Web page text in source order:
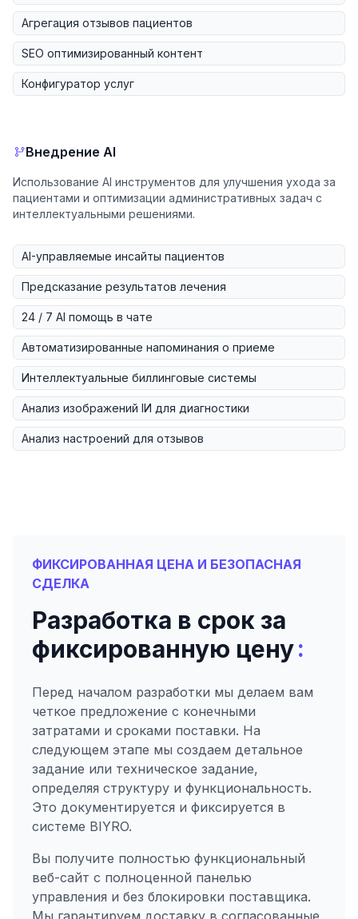
Агрегация отзывов пациентов
SEO оптимизированный контент
Конфигуратор услуг
Внедрение AI
Использование AI инструментов для улучшения ухода за
пациентами и оптимизации административных задач с
интеллектуальными решениями.
AI-управляемые инсайты пациентов
Предсказание результатов лечения
24 / 7 AI помощь в чате
Автоматизированные напоминания о приеме
Интеллектуальные биллинговые системы
Анализ изображений IИ для диагностики
Анализ настроений для отзывов
ФИКСИРОВАННАЯ ЦЕНА И БЕЗОПАСНАЯ
СДЕЛКА
Разработка в срок за
фиксированную цену:
Перед началом разработки мы делаем вам
четкое предложение с конечными
затратами и сроками поставки. На
следующем этапе мы создаем детальное
задание или техническое задание,
определяя структуру и функциональность.
Это документируется и фиксируется в
системе BIYRO.
Вы получите полностью функциональный
веб-сайт с полноценной панелью
управления и без блокировки поставщика.